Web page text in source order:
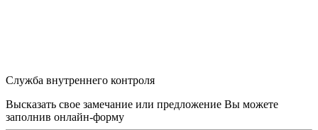
Служба внутреннего контроля
Высказать свое замечание или предложение Вы можете
заполнив онлайн-форму